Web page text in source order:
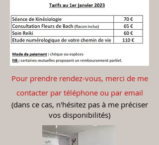
Pour prendre rendez-vous, merci de me
contacter par téléphone ou par email
(dans ce cas, n'hésitez pas à me préciser
vos disponibilités)